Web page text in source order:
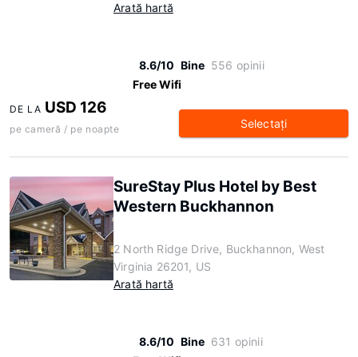
Arată hartă
8.6/10 Bine 556 opinii
Free Wifi
DE LA USD 126
pe cameră / pe noapte Selectaţi
SureStay Plus Hotel by Best
Western Buckhannon
2 North Ridge Drive, Buckhannon, West
Virginia 26201, US
Arată hartă
8.6/10 Bine 631 opinii